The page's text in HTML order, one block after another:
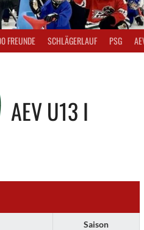
FREUNDE SCHLÄGERLAUF PSG
AEV U13 I
Saison